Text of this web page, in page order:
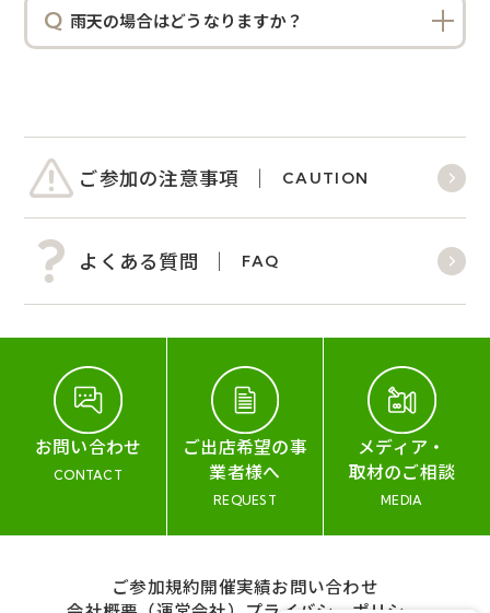
雨天の場合はどうなりますか？
ご参加の注意事項 CAUTION
よくある質問 FAQ
お問い合わせ
CONTACT
ご出店希望の事
業者様へ
REQUEST
メディア・
取材のご相談
MEDIA
ご参加規約開催実績お問い合わせ